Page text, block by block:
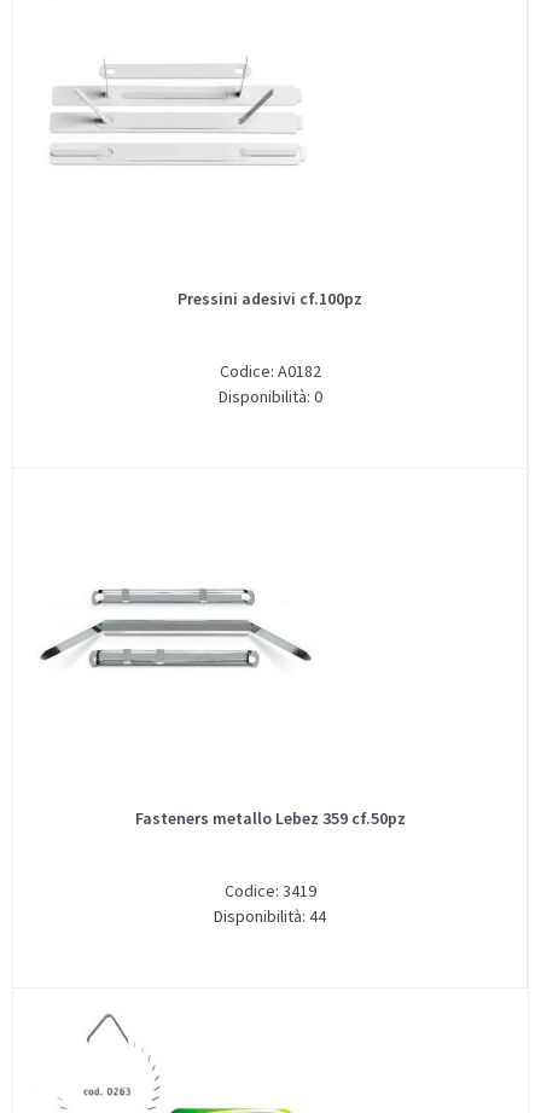
Pressini adesivi cf.100pz
Codice: A0182
Disponibilità: 0
Fasteners metallo Lebez 359 cf.50pz
Codice: 3419
Disponibilità: 44